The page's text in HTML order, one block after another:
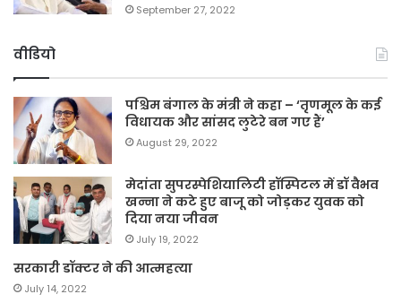
September 27, 2022
वीडियो
पश्चिम बंगाल के मंत्री ने कहा – ‘तृणमूल के कई
विधायक और सांसद लुटेरे बन गए हैं’
August 29, 2022
मेदांता सुपरस्पेशियालिटी हॉस्पिटल में डॉ वैभव
खन्ना ने कटे हुए बाजू को जोड़कर युवक को
दिया नया जीवन
July 19, 2022
सरकारी डॉक्टर ने की आत्महत्या
July 14, 2022